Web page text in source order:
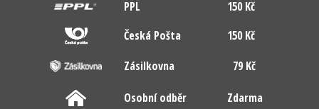
PPL
150 Kč
Česká Pošta
150 Kč
Zásilkovna
79 Kč
Osobní odběr Zdarma